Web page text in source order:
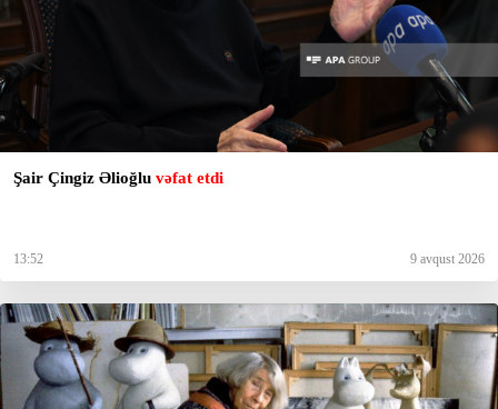
Şair Çingiz Əlioğlu vəfat etdi
13:52 9 avqust 2026